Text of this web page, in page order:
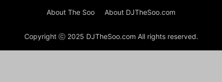
About The Soo About DJTheSoo.com
Copyright ⓒ 2025 DJTheSoo.com All rights reserved.